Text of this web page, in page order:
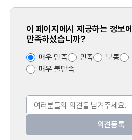
이 페이지에서 제공하는 정보
만족하셨습니까?
매우 만족 만족 보통
매우 불만족